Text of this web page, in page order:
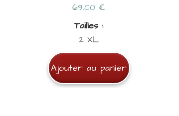
69,00 €
Tailles :
2 XL
Ajouter au panier